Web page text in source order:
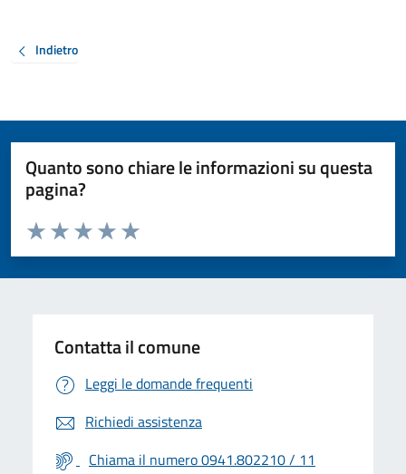
Indietro
Quanto sono chiare le informazioni su questa
pagina?
Valuta da 1 a 5 stelle la pagina
Valuta 5 stelle su 5
Valuta 4 stelle su 5
Valuta 3 stelle su 5
Valuta 2 stelle su 5
Valuta 1 stelle su 5
Contatta il comune
Leggi le domande frequenti
Richiedi assistenza
Chiama il numero 0941.802210 / 11